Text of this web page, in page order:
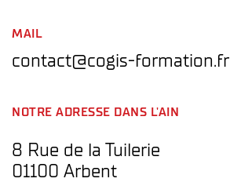
MAIL
contact@cogis-formation.fr
NOTRE ADRESSE DANS L'AIN
8 Rue de la Tuilerie
01100 Arbent